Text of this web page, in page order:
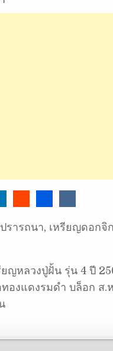
รารถนา, เหรียญดอกจิก
ยญหลวงปู่ฝั้น รุ่น 4 ปี
ทองแดงรมดำ บล็อก ส.